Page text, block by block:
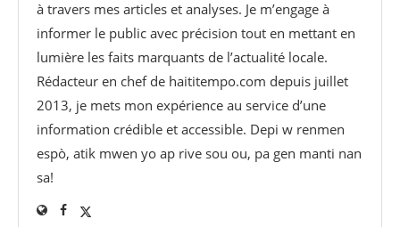
à travers mes articles et analyses. Je m’engage à
informer le public avec précision tout en mettant en
lumière les faits marquants de l’actualité locale.
Rédacteur en chef de haititempo.com⁠ depuis juillet
2013, je mets mon expérience au service d’une
information crédible et accessible. Depi w renmen
espò, atik mwen yo ap rive sou ou, pa gen manti nan
sa!